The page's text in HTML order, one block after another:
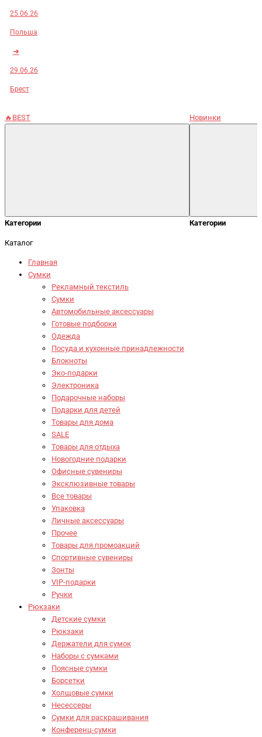
25.06.26
Польша
➜
29.06.26
Брест
🔥BEST
Категории
Новинки
Категории
Каталог
Главная
Сумки
Рекламный текстиль
Сумки
Автомобильные аксессуары
Готовые подборки
Одежда
Посуда и кухонные принадлежности
Блокноты
Эко-подарки
Электроника
Подарочные наборы
Подарки для детей
Товары для дома
SALE
Товары для отдыха
Новогодние подарки
Офисные сувениры
Эксклюзивные товары
Все товары
Упаковка
Личные аксессуары
Прочее
Товары для промоакций
Спортивные сувениры
Зонты
VIP-подарки
Ручки
Рюкзаки
Детские сумки
Рюкзаки
Держатели для сумок
Наборы с сумками
Поясные сумки
Борсетки
Холщовые сумки
Несессеры
Сумки для раскрашивания
Конференц-сумки